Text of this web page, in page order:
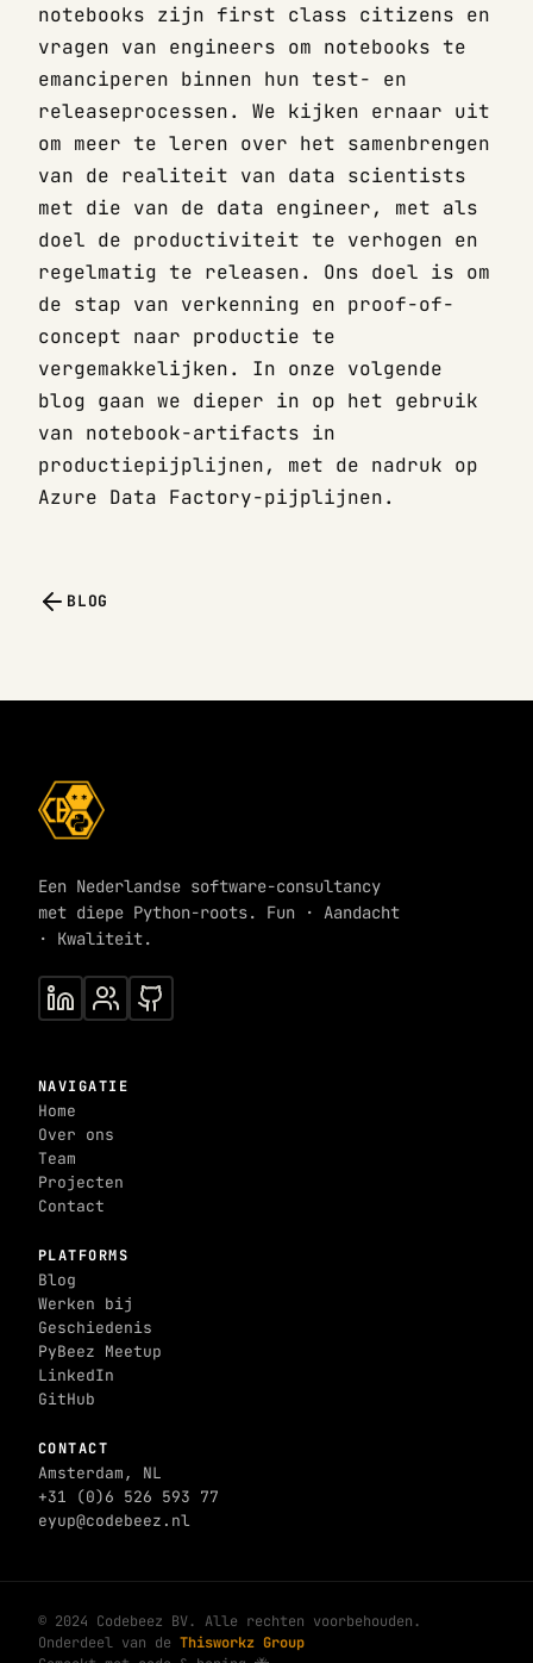
notebooks zijn first class citizens en
vragen van engineers om notebooks te
emanciperen binnen hun test- en
releaseprocessen. We kijken ernaar uit
om meer te leren over het samenbrengen
van de realiteit van data scientists
met die van de data engineer, met als
doel de productiviteit te verhogen en
regelmatig te releasen. Ons doel is om
de stap van verkenning en proof-of-
concept naar productie te
vergemakkelijken. In onze volgende
blog gaan we dieper in op het gebruik
van notebook-artifacts in
productiepijplijnen, met de nadruk op
Azure Data Factory-pijplijnen.
BLOG
Een Nederlandse software-consultancy
met diepe Python-roots. Fun · Aandacht
· Kwaliteit.
NAVIGATIE
Home
Over ons
Team
Projecten
Contact
PLATFORMS
Blog
Werken bij
Geschiedenis
PyBeez Meetup
LinkedIn
GitHub
CONTACT
Amsterdam, NL
+31 (0)6 526 593 77
eyup@codebeez.nl
© 2024 Codebeez BV. Alle rechten voorbehouden.
Onderdeel van de Thisworkz Group